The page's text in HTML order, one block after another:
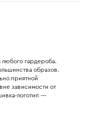
гардероба.
образов.
приятной
зависимости от
логотип —